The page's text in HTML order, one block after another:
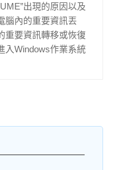
出現的原因以及
腦內的重要資訊丟
重要資訊轉移或恢復
入Windows作業系統